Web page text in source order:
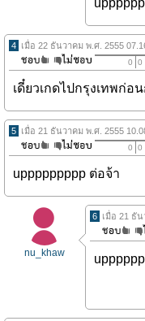
4 เมื่อ 22 ธันวาคม พ.ศ. 2555
0 0
เดี๋ยวเกดไปกรุงเทพก่
5 เมื่อ 21 ธันวาคม พ.ศ. 2555
0 0
uppppppppp ต่อจ้า
nu_khaw
6 เมื่อ 21 ธั